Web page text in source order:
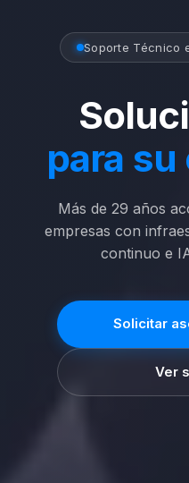
Soporte Técnico
para
Más de 29 años
empresas con
continuo e
Solicitar
Ver